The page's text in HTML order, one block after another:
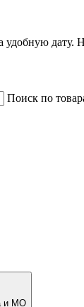
удобную дату.
Поиск по
и МО